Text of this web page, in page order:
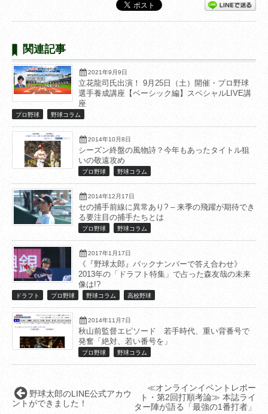
関連記事
2021年9月9日
立花龍司氏出演！ 9月25日（土）開催・プロ野球
選手養成講座【ベーシック編】スペシャルLIVE講
座
プロ野球 野球コラム
2014年10月8日
シーズン終盤の風物詩？今年もあったタイトル狙
いの敬遠攻め
プロ野球 野球コラム
2014年12月17日
セの捕手前線に異常あり? – 来季の飛躍が期待でき
る要注目の捕手たちとは
プロ野球 野球コラム
2017年1月17日
《『野球太郎』バックナンバーで答え合わせ》
2013年の「ドラフト特集」で占った森友哉の未来
像は!?
ドラフト プロ野球 野球コラム 高校野球
2014年11月7日
秋山前監督エピソード 若手時代、重い背番号で
発奮「絶対、若い番号を」
プロ野球 野球コラム
≪オンラインイベントレポー
ト・第2回打順考論≫ 本誌ライ
ター陣が語る「最強の1番打者」
野球太郎のLINE公式アカウ
ントができました！